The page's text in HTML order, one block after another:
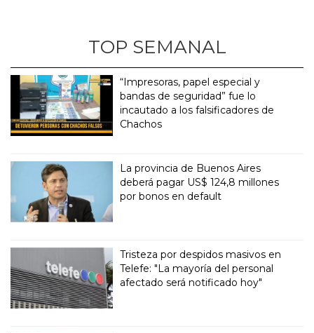
TOP SEMANAL
“Impresoras, papel especial y
bandas de seguridad” fue lo
incautado a los falsificadores de
Chachos
La provincia de Buenos Aires
deberá pagar US$ 124,8 millones
por bonos en default
Tristeza por despidos masivos en
Telefe: "La mayoría del personal
afectado será notificado hoy"